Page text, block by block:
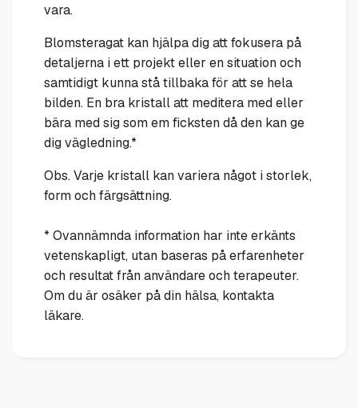
vara.
Blomsteragat kan hjälpa dig att fokusera på
detaljerna i ett projekt eller en situation och
samtidigt kunna stå tillbaka för att se hela
bilden. En bra kristall att meditera med eller
bära med sig som em ficksten då den kan ge
dig vägledning.*
Obs. Varje kristall kan variera något i storlek,
form och färgsättning.
* Ovannämnda information har inte erkänts
vetenskapligt, utan baseras på erfarenheter
och resultat från användare och terapeuter.
Om du är osäker på din hälsa, kontakta
läkare.